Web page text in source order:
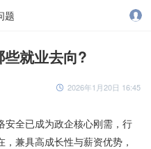
题
就业去向?
2026年1月20日 16:45
全已成为政企核心刚需，行
兼具高成长性与薪资优势，